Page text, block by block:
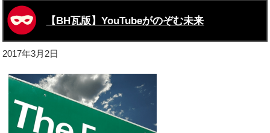
【BH瓦版】YouTubeがのぞむ未来
2017年3月2日